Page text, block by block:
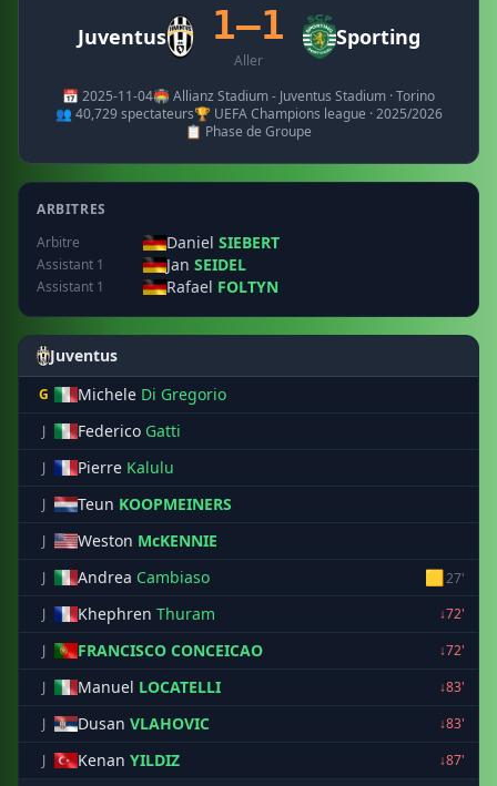
Juventus 1–1
Aller
Sporting
📅 2025-11-04🏟️ Allianz Stadium - Juventus Stadium · Torino
👥 40,729 spectateurs🏆 UEFA Champions league · 2025/2026
📋 Phase de Groupe
ARBITRES
Arbitre
Daniel SIEBERT
Assistant 1 Jan SEIDEL
Assistant 1 Rafael FOLTYN
Juventus
G Michele Di Gregorio
J Federico Gatti
J Pierre Kalulu
J Teun KOOPMEINERS
J Weston McKENNIE
J Andrea Cambiaso 🟨27'
J
Khephren Thuram
↓72'
J
FRANCISCO CONCEICAO
↓72'
J
Manuel LOCATELLI
↓83'
J
Dusan VLAHOVIC
↓83'
J
Kenan YILDIZ ↓87'